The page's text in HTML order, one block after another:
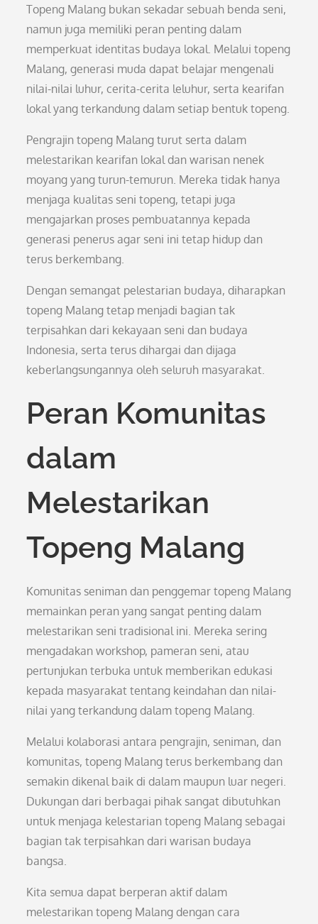
Topeng Malang bukan sekadar sebuah benda seni,
namun juga memiliki peran penting dalam
memperkuat identitas budaya lokal. Melalui topeng
Malang, generasi muda dapat belajar mengenali
nilai-nilai luhur, cerita-cerita leluhur, serta kearifan
lokal yang terkandung dalam setiap bentuk topeng.
Pengrajin topeng Malang turut serta dalam
melestarikan kearifan lokal dan warisan nenek
moyang yang turun-temurun. Mereka tidak hanya
menjaga kualitas seni topeng, tetapi juga
mengajarkan proses pembuatannya kepada
generasi penerus agar seni ini tetap hidup dan
terus berkembang.
Dengan semangat pelestarian budaya, diharapkan
topeng Malang tetap menjadi bagian tak
terpisahkan dari kekayaan seni dan budaya
Indonesia, serta terus dihargai dan dijaga
keberlangsungannya oleh seluruh masyarakat.
Peran Komunitas
dalam
Melestarikan
Topeng Malang
Komunitas seniman dan penggemar topeng Malang
memainkan peran yang sangat penting dalam
melestarikan seni tradisional ini. Mereka sering
mengadakan workshop, pameran seni, atau
pertunjukan terbuka untuk memberikan edukasi
kepada masyarakat tentang keindahan dan nilai-
nilai yang terkandung dalam topeng Malang.
Melalui kolaborasi antara pengrajin, seniman, dan
komunitas, topeng Malang terus berkembang dan
semakin dikenal baik di dalam maupun luar negeri.
Dukungan dari berbagai pihak sangat dibutuhkan
untuk menjaga kelestarian topeng Malang sebagai
bagian tak terpisahkan dari warisan budaya
bangsa.
Kita semua dapat berperan aktif dalam
melestarikan topeng Malang dengan cara